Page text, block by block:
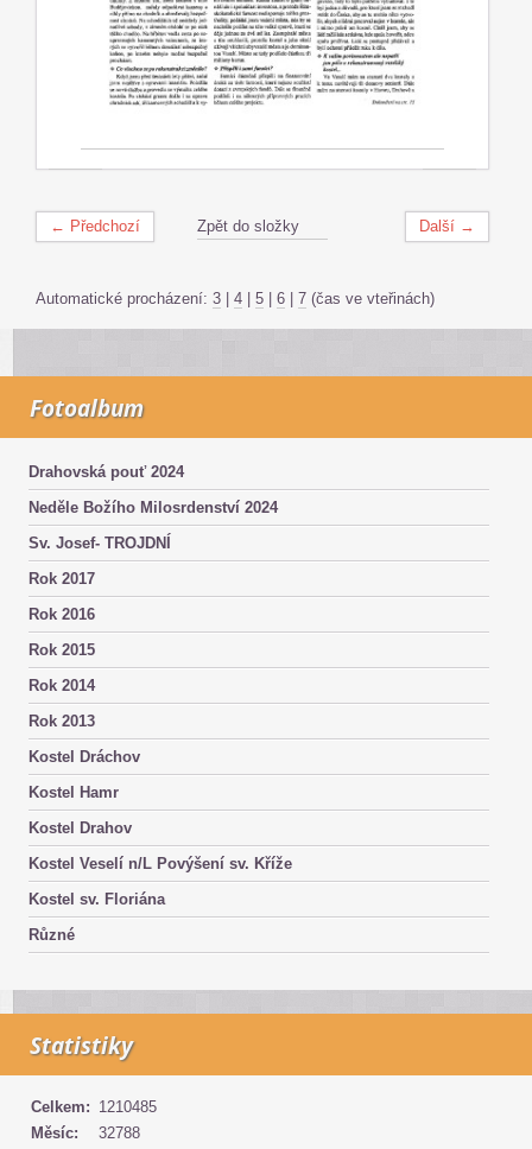
← Předchozí Další →
Zpět do složky
Automatické procházení: 3 4 5 6 7 (čas ve vteřinách)
Fotoalbum
Drahovská pouť 2024
Neděle Božího Milosrdenství 2024
Sv. Josef- TROJDNÍ
Rok 2017
Rok 2016
Rok 2015
Rok 2014
Rok 2013
Kostel Dráchov
Kostel Hamr
Kostel Drahov
Kostel Veselí n/L Povýšení sv. Kříže
Kostel sv. Floriána
Různé
Statistiky
Celkem: 1210485
Měsíc:
32788